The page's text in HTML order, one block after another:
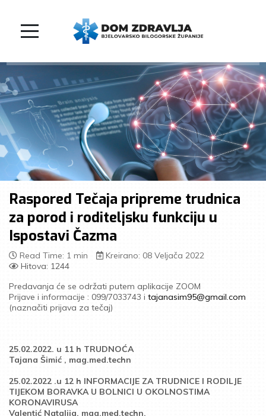
Raspored Tečaja pripreme trudnica
za porod i roditeljsku funkciju u
Ispostavi Čazma
Read Time: 1 min
Kreirano: 08 Veljača 2022
Hitova: 1244
Predavanja će se održati putem aplikacije ZOOM
Prijave i informacije : 099/7033743 i tajanasim95@gmail.com
(naznačiti prijava za tečaj)
25.02.2022. u 11 h TRUDNOĆA
Tajana Šimić , mag.med.techn
25.02.2022 .u 12 h INFORMACIJE ZA TRUDNICE I RODILJE
TIJEKOM BORAVKA U BOLNICI U OKOLNOSTIMA
KORONAVIRUSA
Valentić Natalija, mag.med.techn.